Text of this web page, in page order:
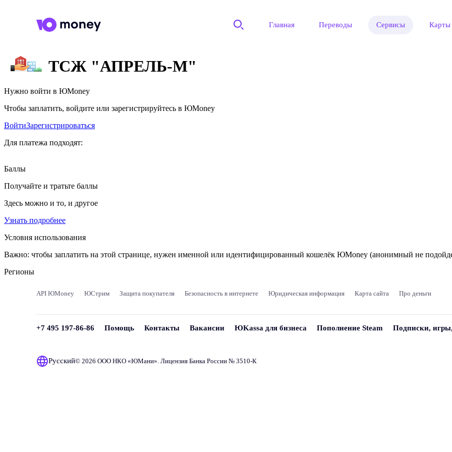
Главная Переводы Сервисы Карты
ТСЖ "АПРЕЛЬ-М"
Нужно войти в ЮMoney
Чтобы заплатить, войдите или зарегистрируйтесь в ЮMoney
ВойтиЗарегистрироваться
Для платежа подходят:
Баллы
Получайте и тратьте баллы
Здесь можно и то, и другое
Узнать подробнее
Условия использования
Важно: чтобы заплатить на этой странице, нужен именной или идентифицированный кошелёк ЮMoney (анонимный не
Регионы
API ЮMoney ЮСтрим Защита покупателя Безопасность в интернете Юридическая информация Карта сайта Про деньги
+7 495 197-86-86 Помощь Контакты Вакансии ЮKassa для бизнеса Пополнение Steam Подписки,
Русский© 2026 ООО НКО «ЮМани». Лицензия Банка России № 3510‑К